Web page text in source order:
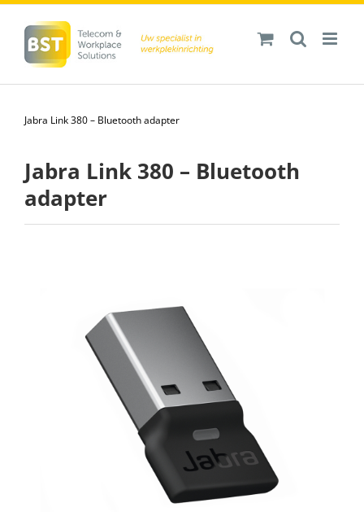
inhoud
Jabra Link 380 – Bluetooth adapter
Jabra Link 380 – Bluetooth
adapter